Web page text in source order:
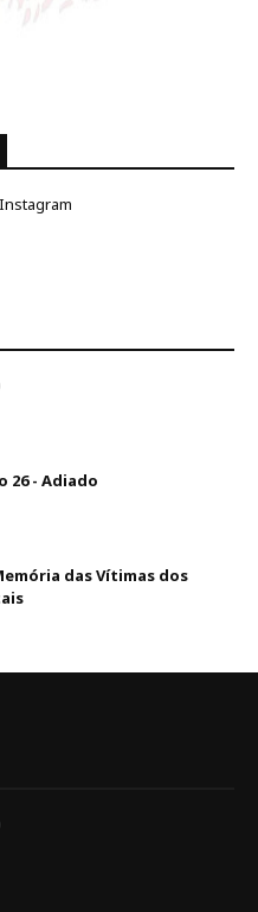
Instagram
26 - Adiado
das Vítimas dos